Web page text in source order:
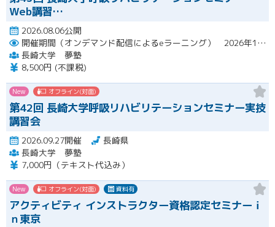
Web講習…
2026.08.06公開
開催期間（オンデマンド配信によるeラーニング） 2026年10月2日（金）～10月29日（木）
長崎大学 夢塾
8,500円 (不課税)
New オフライン(対面)
第42回 長崎大学呼吸リハビリテーションセミナー実技
講習会
2026.09.27開催
長崎県
長崎大学 夢塾
7,000円（テキスト代込み）
New オフライン(対面) 資料有
アクティビティ インストラクター資格認定セミナーｉ
ｎ東京